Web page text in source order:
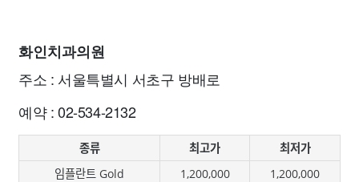
화인치과의원
주소 : 서울특별시 서초구 방배로
예약 : 02-534-2132
종류 최고가
최저가
임플란트 Gold
1,200,000
1,200,000